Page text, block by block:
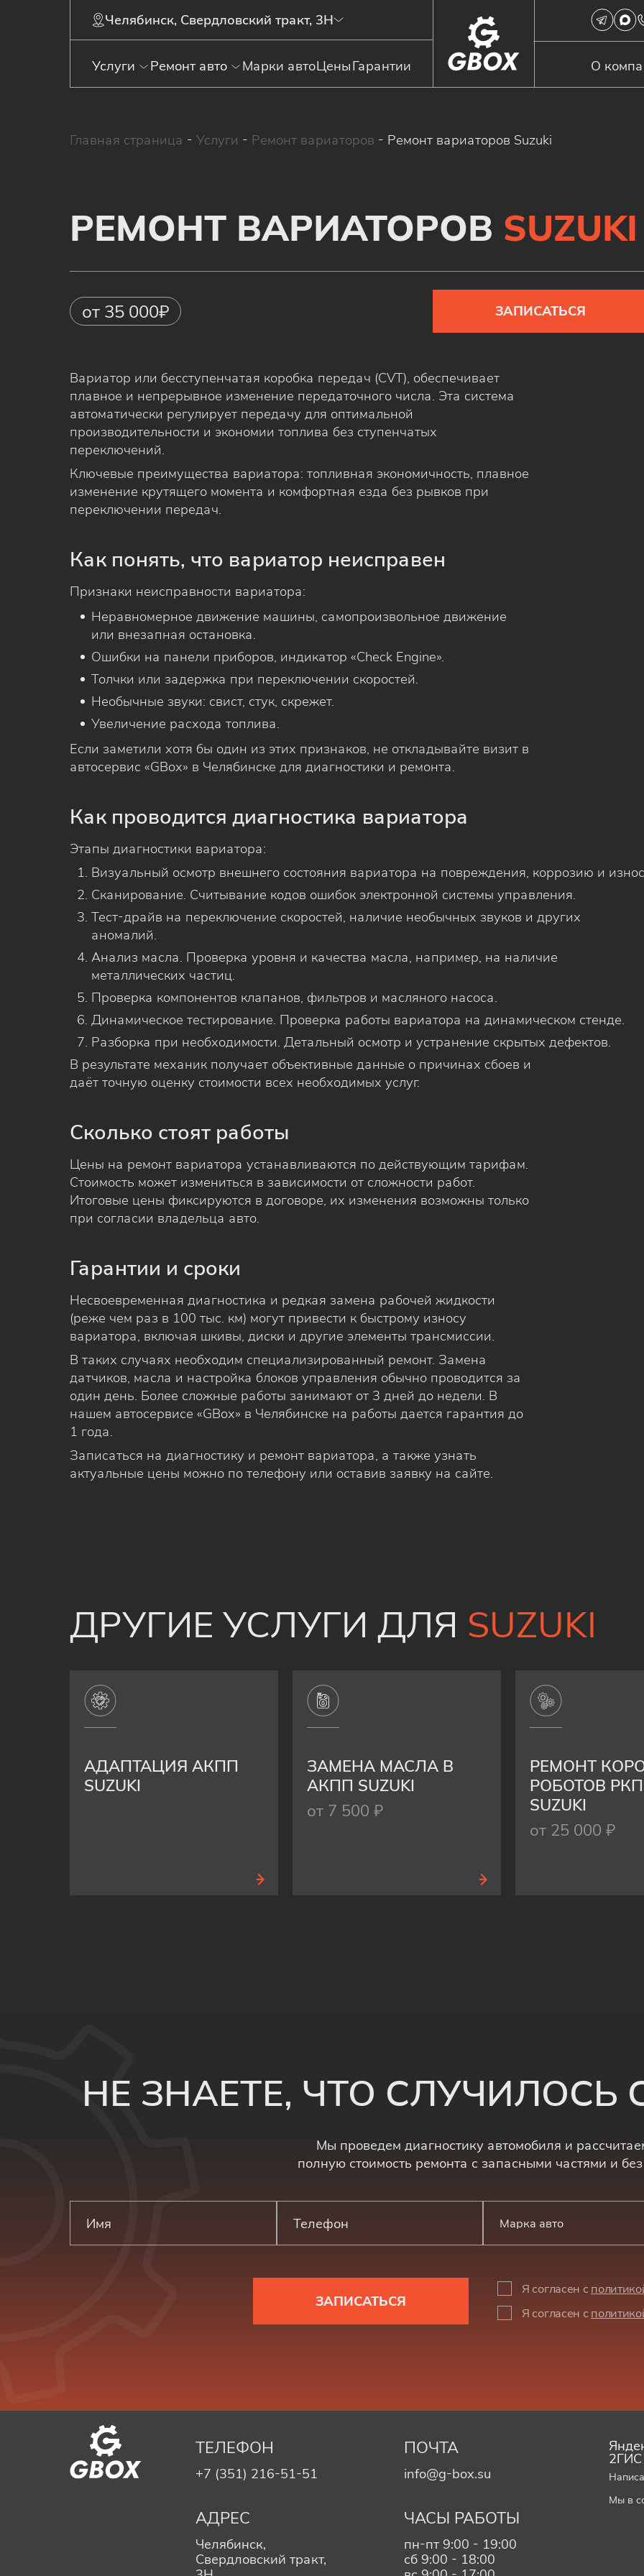
Челябинск, Свердловский тракт, 3Н
Услуги Ремонт авто Марки автоЦеныГарантии О
Главная страница - Услуги - Ремонт вариаторов - Ремонт вариаторов Suzuki
РЕМОНТ ВАРИАТОРОВ SUZUKI
от 35 000₽ ЗАПИСАТЬСЯ
Вариатор или бесступенчатая коробка передач (CVT), обеспечивает
плавное и непрерывное изменение передаточного числа. Эта система
автоматически регулирует передачу для оптимальной
производительности и экономии топлива без ступенчатых
переключений.
Ключевые преимущества вариатора: топливная экономичность, плавное
изменение крутящего момента и комфортная езда без рывков при
переключении передач.
Как понять, что вариатор неисправен
Признаки неисправности вариатора:
Неравномерное движение машины, самопроизвольное движение
или внезапная остановка.
Ошибки на панели приборов, индикатор «Check Engine».
Толчки или задержка при переключении скоростей.
Необычные звуки: свист, стук, скрежет.
Увеличение расхода топлива.
Если заметили хотя бы один из этих признаков, не откладывайте визит в
автосервис «GBox» в Челябинске для диагностики и ремонта.
Как проводится диагностика вариатора
Этапы диагностики вариатора:
Визуальный осмотр внешнего состояния вариатора на повреждения, коррозию и
Сканирование. Считывание кодов ошибок электронной системы управления.
Тест-драйв на переключение скоростей, наличие необычных звуков и других
аномалий.
Анализ масла. Проверка уровня и качества масла, например, на наличие
металлических частиц.
Проверка компонентов клапанов, фильтров и масляного насоса.
Динамическое тестирование. Проверка работы вариатора на динамическом стенде.
Разборка при необходимости. Детальный осмотр и устранение скрытых дефектов.
В результате механик получает объективные данные о причинах сбоев и
даёт точную оценку стоимости всех необходимых услуг.
Сколько стоят работы
Цены на ремонт вариатора устанавливаются по действующим тарифам.
Стоимость может измениться в зависимости от сложности работ.
Итоговые цены фиксируются в договоре, их изменения возможны только
при согласии владельца авто.
Гарантии и сроки
Несвоевременная диагностика и редкая замена рабочей жидкости
(реже чем раз в 100 тыс. км) могут привести к быстрому износу
вариатора, включая шкивы, диски и другие элементы трансмиссии.
В таких случаях необходим специализированный ремонт. Замена
датчиков, масла и настройка блоков управления обычно проводится за
один день. Более сложные работы занимают от 3 дней до недели. В
нашем автосервисе «GBox» в Челябинске на работы дается гарантия до
1 года.
Записаться на диагностику и ремонт вариатора, а также узнать
актуальные цены можно по телефону или оставив заявку на сайте.
ДРУГИЕ УСЛУГИ ДЛЯ SUZUKI
АДАПТАЦИЯ АКПП
SUZUKI
ЗАМЕНА МАСЛА В
АКПП SUZUKI
от 7 500 ₽
РЕМОНТ
РОБОТОВ
SUZUKI
от 25 000 ₽
НЕ ЗНАЕТЕ, ЧТО
Мы проведем диагностику автомобиля и
полную стоимость ремонта с запасными частями и
Марка авто
ЗАПИСАТЬСЯ
Я согласен с
Я согласен с
ТЕЛЕФОН
+7 (351) 216-51-51
ПОЧТА
info@g-box.su
АДРЕС
Челябинск,
Свердловский тракт,
ЧАСЫ РАБОТЫ
пн-пт 9:00 - 19:00
сб 9:00 - 18:00
2ГИС
Мы в